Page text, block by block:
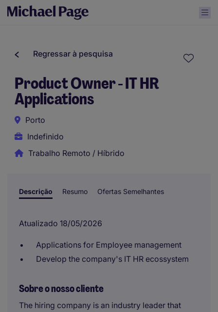
Regressar à pesquisa
Product Owner - IT HR
Applications
Porto
Indefinido
Trabalho Remoto / Híbrido
Descrição Resumo Ofertas Semelhantes
Atualizado 18/05/2026
Applications for Employee management
Develop the company's IT HR ecossystem
Sobre o nosso cliente
The hiring company is an industry leader that